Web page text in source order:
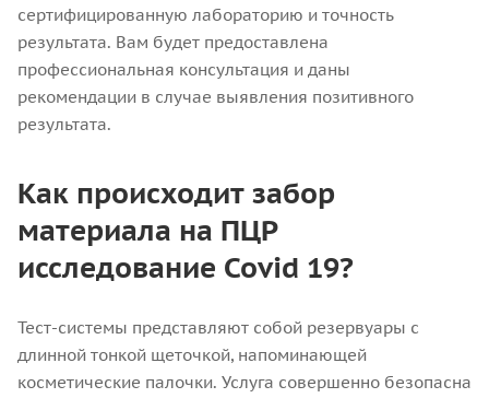
сертифицированную лабораторию и точность
результата. Вам будет предоставлена
профессиональная консультация и даны
рекомендации в случае выявления позитивного
результата.
Как происходит забор
материала на ПЦР
исследование Covid 19?
Тест-системы представляют собой резервуары с
длинной тонкой щеточкой, напоминающей
косметические палочки. Услуга совершенно безопасна